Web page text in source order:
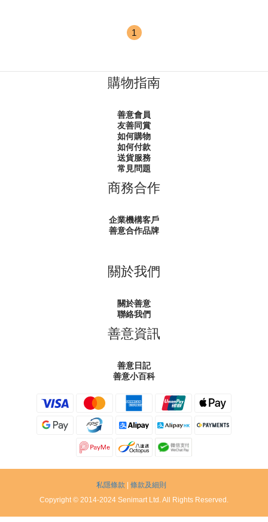
1
購物指南
善意會員
友善同賞
如何購物
如何付款
送貨服務
常見問題
商務合作
企業機構客戶
善意合作品牌
關於我們
關於善意
聯絡我們
善意資訊
善意日記
善意小百科
私隱條款
條款及細則
Copyright © 2014-2024 Senimart Ltd. All Rights Reserved.